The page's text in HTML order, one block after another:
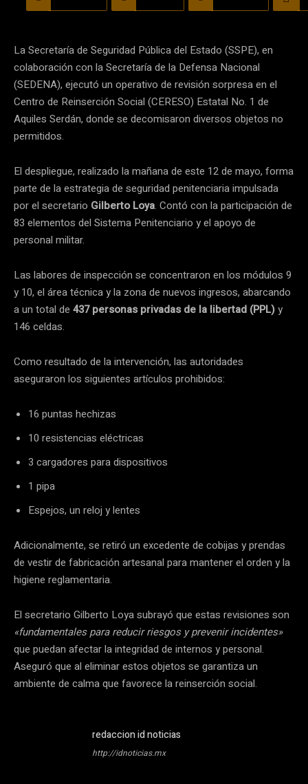
La Secretaría de Seguridad Pública del Estado (SSPE), en
colaboración con la Secretaría de la Defensa Nacional
(SEDENA), ejecutó un operativo de revisión sorpresa en el
Centro de Reinserción Social (CERESO) Estatal No. 1 de
Aquiles Serdán, donde se decomisaron diversos objetos no
permitidos.
El despliegue, realizado la mañana de este 12 de mayo, forma
parte de la estrategia de seguridad penitenciaria impulsada
por el secretario Gilberto Loya. Contó con la participación de
83 elementos del Sistema Penitenciario y el apoyo de
personal militar.
Las labores de inspección se concentraron en los módulos 9
y 10, el área técnica y la zona de nuevos ingresos, abarcando
a un total de 437 personas privadas de la libertad (PPL)y
146 celdas.
Como resultado de la intervención, las autoridades
aseguraron los siguientes artículos prohibidos:
16 puntas hechizas
10 resistencias eléctricas
3 cargadores para dispositivos
1 pipa
Espejos, un reloj y lentes
Adicionalmente, se retiró un excedente de cobijas y prendas
de vestir de fabricación artesanal para mantener el orden y la
higiene reglamentaria.
El secretario Gilberto Loya subrayó que estas revisiones son
«fundamentales para reducir riesgos y prevenir incidentes»
que puedan afectar la integridad de internos y personal.
Aseguró que al eliminar estos objetos se garantiza un
ambiente de calma que favorece la reinserción social.
redaccion id noticias
http://idnoticias.mx